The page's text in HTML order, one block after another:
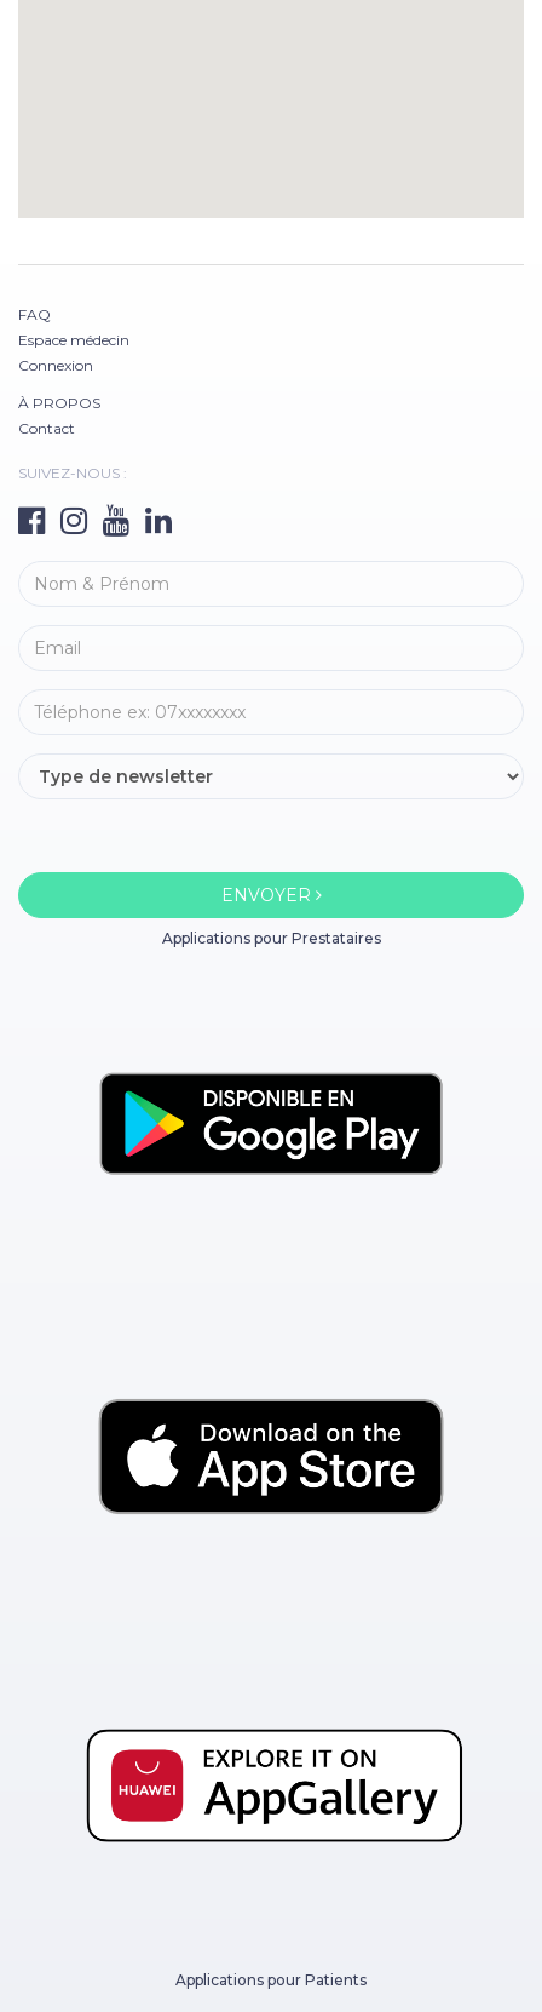
FAQ
Espace médecin
Connexion
À PROPOS
Contact
SUIVEZ-NOUS :
ENVOYER
Applications pour Prestataires
Applications pour Patients